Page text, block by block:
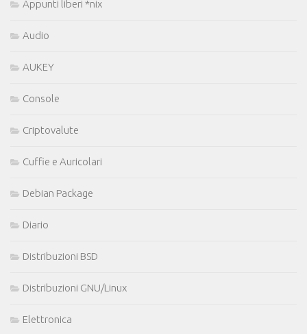
Appunti liberi *nix
Audio
AUKEY
Console
Criptovalute
Cuffie e Auricolari
Debian Package
Diario
Distribuzioni BSD
Distribuzioni GNU/Linux
Elettronica